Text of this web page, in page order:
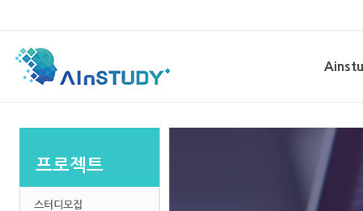
채용/
프로젝트
스터디모집